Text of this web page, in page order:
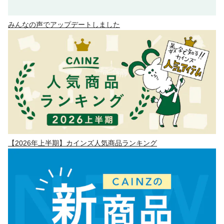
みんなの声でアップデートしました
【2026年上半期】カインズ人気商品ランキング